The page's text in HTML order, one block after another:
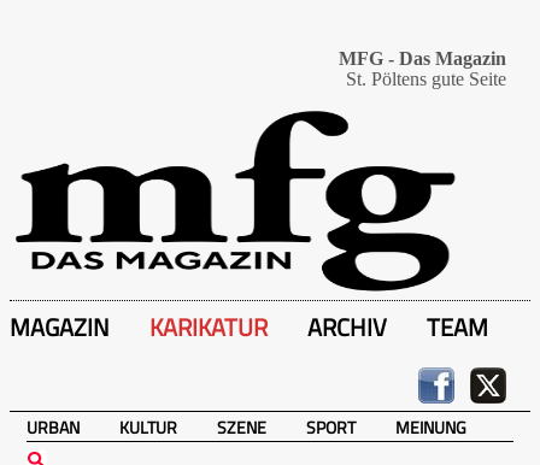
MFG - Das Magazin
St. Pöltens gute Seite
MAGAZIN KARIKATUR ARCHIV TEAM
URBAN KULTUR SZENE SPORT MEINUNG